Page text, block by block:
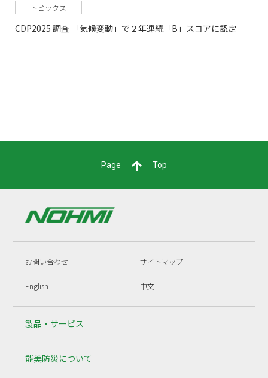
トピックス
CDP2025 調査 「気候変動」で２年連続「B」スコアに認定
Page Top
お問い合わせ サイトマップ
English 中文
製品・サービス
能美防災について